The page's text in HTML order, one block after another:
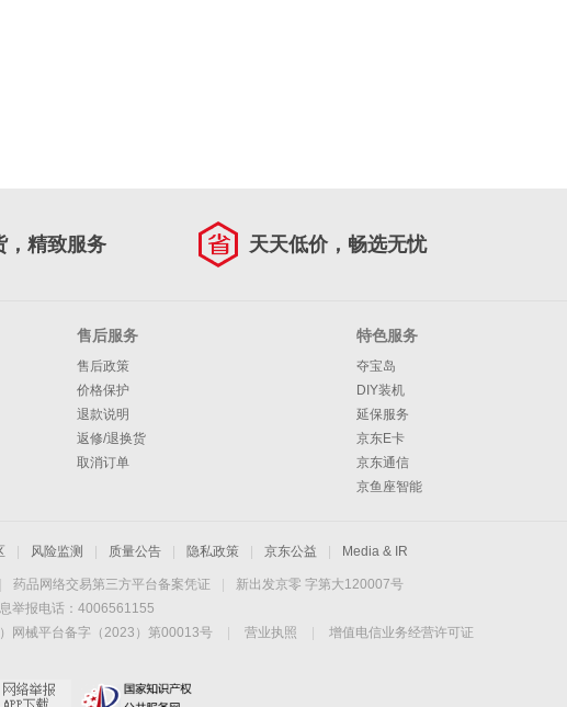
，精致服务 天天低价，畅选无忧
售后服务
售后政策
价格保护
退款说明
返修/退换货
取消订单
特色服务
夺宝岛
DIY装机
延保服务
京东E卡
京东通信
京鱼座智能
风险监测 质量公告 隐私政策 京东公益 Media & IR
药品网络交易第三方平台备案凭证
新出发京零 字第大120007号
举报电话：4006561155
网械平台备字（2023）第00013号 营业执照
增值电信业务经营许可证